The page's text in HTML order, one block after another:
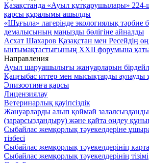
Қазақстанда «Ауыл құтқарушылары» 224-
қарсы құралымы ашылды
«Шұғыла» лагерінде экологиялық тәрбие
демалысының маңызды бөлігіне айналды
Асхат Шахаров Қазақстан мен Ресейдің
ынтымақтастығының XXII форумына
Направления
Ауыл шаруашылығы жануарларын
Қаңғыбас иттер мен мысықтарды аулауды
Эпизоотияға қарсы
Лицензиялау
Ветеринарлық қауіпсіздік
Жануарларды алып қоймай
(зарарсыздандыру) және қайта өңдеу
Сыбайлас жемқорлық тәуекелдеріне
тізбесі
Сыбайлас жемқорлық тәуекелдерінің
Сыбайлас жемқорлық тәуекелдерінің тізімі